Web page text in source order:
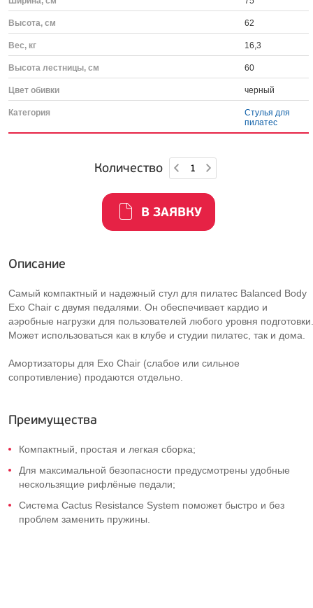
Высота, см 62
Вес, кг 16,3
Высота лестницы, см 60
Цвет обивки черный
Категория
Стулья для
пилатес
Количество
В ЗАЯВКУ
Описание
Самый компактный и надежный стул для пилатес Balanced Body
Exo Chair с двумя педалями. Он обеспечивает кардио и
аэробные нагрузки для пользователей любого уровня подготовки.
Может использоваться как в клубе и студии пилатес, так и дома.
Амортизаторы для Exo Chair (слабое или сильное
сопротивление) продаются отдельно.
Преимущества
Компактный, простая и легкая сборка;
Для максимальной безопасности предусмотрены удобные
нескользящие рифлёные педали;
Система Cactus Resistance System поможет быстро и без
проблем заменить пружины.